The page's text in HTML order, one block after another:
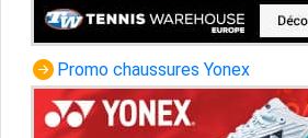
Promo chaussures Yonex